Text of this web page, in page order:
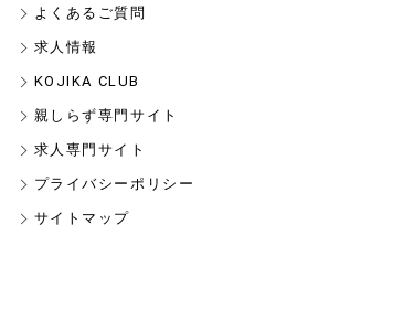
よくあるご質問
求人情報
KOJIKA CLUB
親しらず専門サイト
求人専門サイト
プライバシーポリシー
サイトマップ